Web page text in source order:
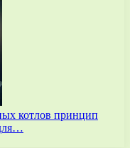
котлов принцип